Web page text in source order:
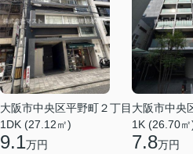
大阪市中央区平野町２丁目
1DK (27.12㎡)
9.1万円
大阪市中央
1K (26.70
7.8万円